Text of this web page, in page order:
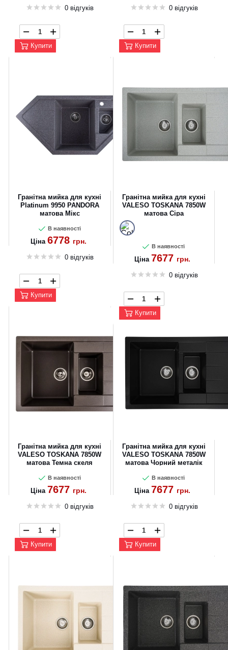
0 відгуків
Купити
0 відгуків
Купити
Гранітна мийка для кухні
Platinum 9950 PANDORA
матова Мікс
В наявності
Ціна 6778 грн.
0 відгуків
Купити
Гранітна мийка для кухні
VALESO TOSKANA 7850W
матова Сіра
В наявності
Ціна 7677 грн.
0 відгуків
Купити
Гранітна мийка для кухні
VALESO TOSKANA 7850W
матова Темна скеля
В наявності
Ціна 7677 грн.
0 відгуків
Купити
Гранітна мийка для кухні
VALESO TOSKANA 7850W
матова Чорний металік
В наявності
Ціна 7677 грн.
0 відгуків
Купити